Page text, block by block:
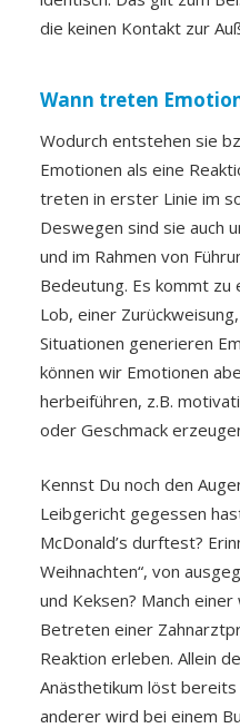
die keinen Kontakt zur
Wann treten
Wodurch entstehen sie
Emotionen als eine
treten in erster Linie im
Deswegen sind sie auch
und im Rahmen von
Bedeutung. Es kommt zu
Lob, einer
Situationen generieren
können wir Emotionen
herbeiführen, z.B.
oder Geschmack
Kennst Du noch den
Leibgericht gegessen
McDonald’s durftest?
Weihnachten“, von
und Keksen? Manch
Betreten einer
Reaktion erleben. Allein
Anästhetikum löst bereits
anderer wird bei einem